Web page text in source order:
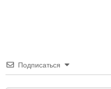
Подписаться